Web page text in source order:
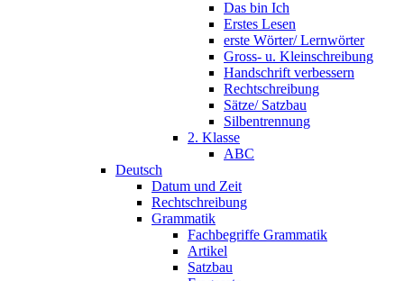
Das bin Ich
Erstes Lesen
erste Wörter/ Lernwörter
Gross- u. Kleinschreibung
Handschrift verbessern
Rechtschreibung
Sätze/ Satzbau
Silbentrennung
2. Klasse
ABC
Deutsch
Datum und Zeit
Rechtschreibung
Grammatik
Fachbegriffe Grammatik
Artikel
Satzbau